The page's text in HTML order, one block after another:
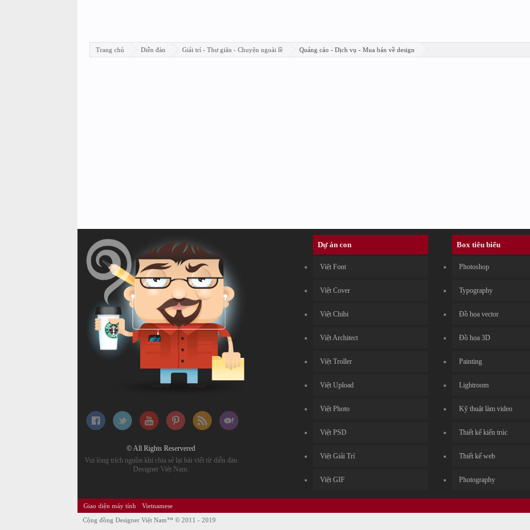
Trang chủ Diễn đàn Giải trí - Thư giãn - Chuyện ngoài lề Quảng cáo - Dịch vụ - Mua bán về design
© All Rights Reservered
Vui lòng trích nguồn khi chia sẻ lại bài viết từ diễn đàn
Designer Việt Nam.
Dự án con
Việt Font
Việt Cover
Việt Chibi
Việt Architect
Việt Troller
Việt Upload
Việt Photo
Việt PSD
Việt Giải Trí
Việt GIF
Box tiêu biểu
Photoshop
Typography
Đồ họa vector
Đồ họa 3D
Painting
Lightroom
Kỹ thuật làm video
Thiết kế kiến trúc
Thiết kế web
Photography
Giao diện máy tính Vietnamese
Cộng đồng Designer Việt Nam™ © 2011 - 2019